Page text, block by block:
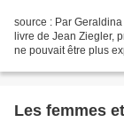
source : Par
livre de Jean Ziegler,
ne pouvait être plus
Les femmes